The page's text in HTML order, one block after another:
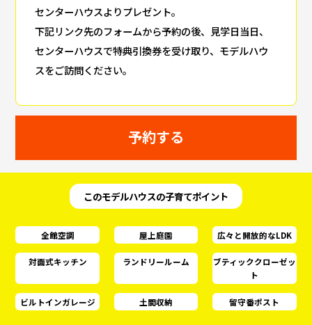
センターハウスよりプレゼント。
下記リンク先のフォームから予約の後、見学日当日、
センターハウスで特典引換券を受け取り、モデルハウ
スをご訪問ください。
予約する
このモデルハウスの子育てポイント
全館空調 屋上庭園 広々と開放的なLDK
対面式キッチン ランドリールーム
ブティッククローゼッ
ト
ビルトインガレージ 土間収納 留守番ポスト